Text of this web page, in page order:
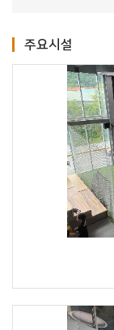
주요시설